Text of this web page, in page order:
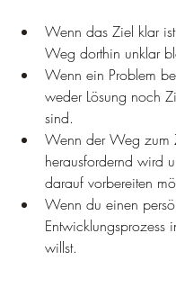
Wenn das Ziel klar
Weg dorthin unklar
Wenn ein Problem
weder Lösung noch
sind.
Wenn der Weg zum
herausfordernd wird
darauf vorbereiten
Wenn du einen
Entwicklungsprozess
willst.